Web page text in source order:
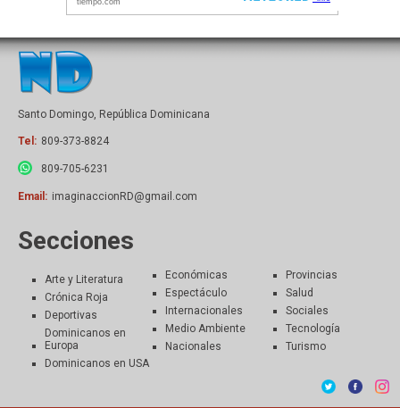
Santo Domingo, República Dominicana
Tel: 809-373-8824
809-705-6231
Email: imaginaccionRD@gmail.com
Secciones
Arte y Literatura
Crónica Roja
Deportivas
Dominicanos en
Europa
Dominicanos en USA
Económicas
Espectáculo
Internacionales
Medio Ambiente
Nacionales
Provincias
Salud
Sociales
Tecnología
Turismo